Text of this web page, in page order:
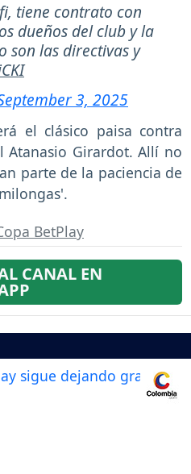
tiene contrato con
dueños del club y la
son las directivas y
3, 2025
el clásico paisa contra
Atanasio Girardot. Allí no
parte de la paciencia de
BetPlay
CANAL EN